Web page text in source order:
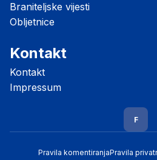
Braniteljske vijesti
Obljetnice
Kontakt
Kontakt
Impressum
F
Pravila komentiranjaPravila